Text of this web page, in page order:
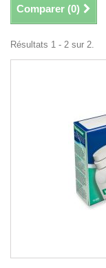
Comparer (0)
Résultats 1 - 2 sur 2.